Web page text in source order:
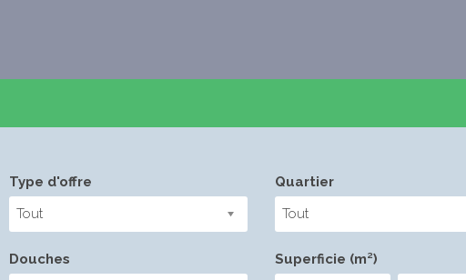
Type d'offre
Tout
Quartier
Tout
Douches
Superficie (m²)